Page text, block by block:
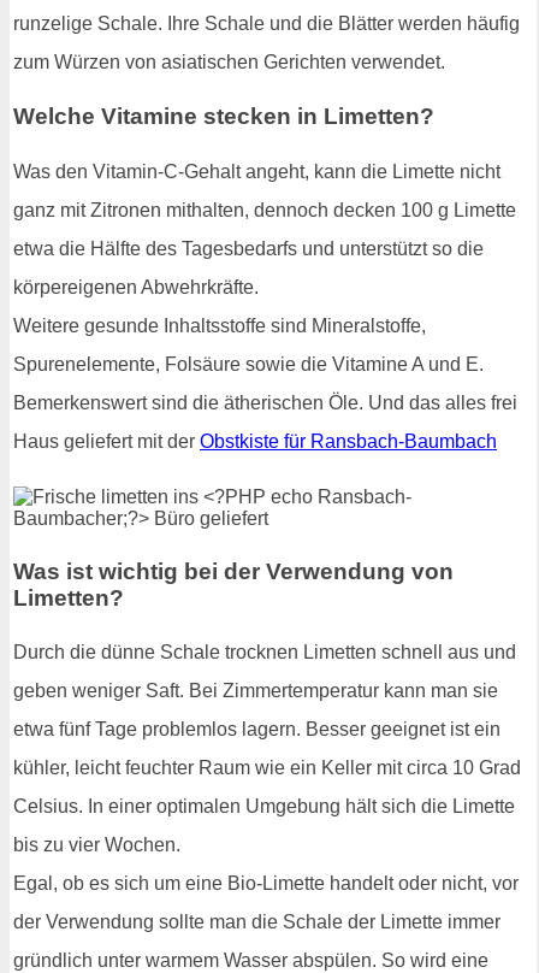
runzelige Schale. Ihre Schale und die Blätter werden häufig
zum Würzen von asiatischen Gerichten verwendet.
Welche Vitamine stecken in Limetten?
Was den Vitamin-C-Gehalt angeht, kann die Limette nicht
ganz mit Zitronen mithalten, dennoch decken 100 g Limette
etwa die Hälfte des Tagesbedarfs und unterstützt so die
körpereigenen Abwehrkräfte.
Weitere gesunde Inhaltsstoffe sind Mineralstoffe,
Spurenelemente, Folsäure sowie die Vitamine A und E.
Bemerkenswert sind die ätherischen Öle. Und das alles frei
Haus geliefert mit der Obstkiste für Ransbach-Baumbach
Was ist wichtig bei der Verwendung von
Limetten?
Durch die dünne Schale trocknen Limetten schnell aus und
geben weniger Saft. Bei Zimmertemperatur kann man sie
etwa fünf Tage problemlos lagern. Besser geeignet ist ein
kühler, leicht feuchter Raum wie ein Keller mit circa 10 Grad
Celsius. In einer optimalen Umgebung hält sich die Limette
bis zu vier Wochen.
Egal, ob es sich um eine Bio-Limette handelt oder nicht, vor
der Verwendung sollte man die Schale der Limette immer
gründlich unter warmem Wasser abspülen. So wird eine